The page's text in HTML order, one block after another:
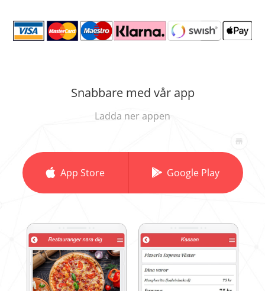
Snabbare med vår app
Ladda ner appen
App Store Google Play